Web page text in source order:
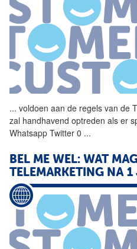
... voldoen aan de regels van de
zal handhavend optreden als er
Whatsapp Twitter 0 ...
BEL ME WEL: WAT
TELEMARKETING NA